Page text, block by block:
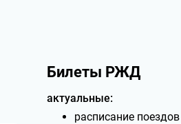
Билеты РЖД
актуальные:
расписание поездов